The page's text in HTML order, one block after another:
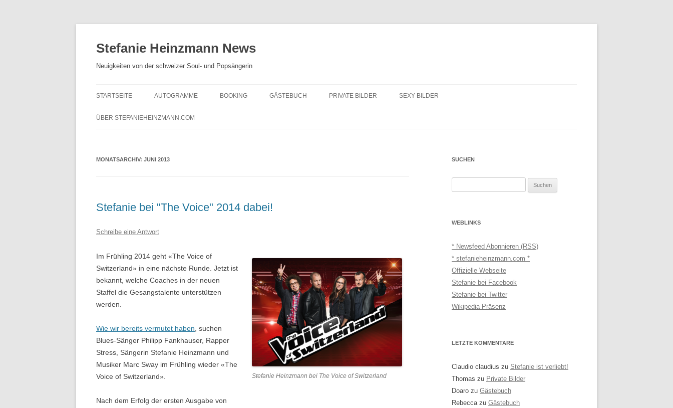
Stefanie Heinzmann News
Neuigkeiten von der schweizer Soul- und Popsängerin
STARTSEITE AUTOGRAMME BOOKING GÄSTEBUCH PRIVATE BILDER SEXY BILDER
ÜBER STEFANIEHEINZMANN.COM
MONATSARCHIV: JUNI 2013
Stefanie bei "The Voice" 2014 dabei!
Schreibe eine Antwort
Stefanie Heinzmann bei The Voice of Switzerland
Im Frühling 2014 geht «The Voice of
Switzerland» in eine nächste Runde. Jetzt ist
bekannt, welche Coaches in der neuen
Staffel die Gesangstalente unterstützen
werden.
Wie wir bereits vermutet haben , suchen
Blues-Sänger Philipp Fankhauser, Rapper
Stress, Sängerin Stefanie Heinzmann und
Musiker Marc Sway im Frühling wieder «The
Voice of Switzerland».
Nach dem Erfolg der ersten Ausgabe von
SUCHEN
WEBLINKS
* Newsfeed Abonnieren (RSS)
* stefanieheinzmann.com *
Offizielle Webseite
Stefanie bei Facebook
Stefanie bei Twitter
Wikipedia Präsenz
LETZTE KOMMENTARE
Claudio claudius zu Stefanie ist verliebt!
Thomas zu Private Bilder
Doaro zu Gästebuch
Rebeccazu Gästebuch